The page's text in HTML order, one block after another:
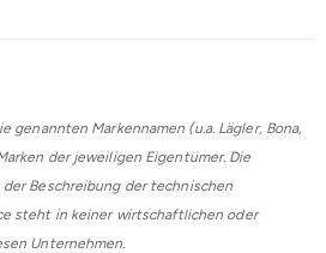
genannten Markennamen (u.a. Lägler, Bona,
der jeweiligen Eigentümer. Die
Beschreibung der technischen
steht in keiner wirtschaftlichen oder
Unternehmen.